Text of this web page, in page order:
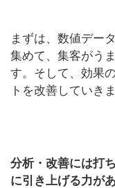
まずは、数値デー
集めて、集客がう
す。そして、効果
トを改善していきま
分析・改善には打
に引き上げる力が